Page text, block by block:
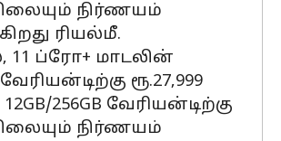
விலையும் நிர்ணயம்
ரியல்மீ.
ப்ரோ+ மாடலின்
வேரியன்டிற்கு ரூ.27,999
256GB வேரியன்டிற்கு
விலையும் நிர்ணயம்